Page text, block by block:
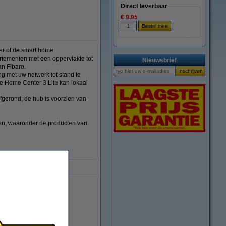
of de smart home
met een oppervlakte tot
Fibaro.
met uw netwerk tot stand te
Home Center 3 Lite kan lokaal
de hub is voorzien van
waaronder de producten van
Direct leverbaar
€ 9,95
Nieuwsbrief